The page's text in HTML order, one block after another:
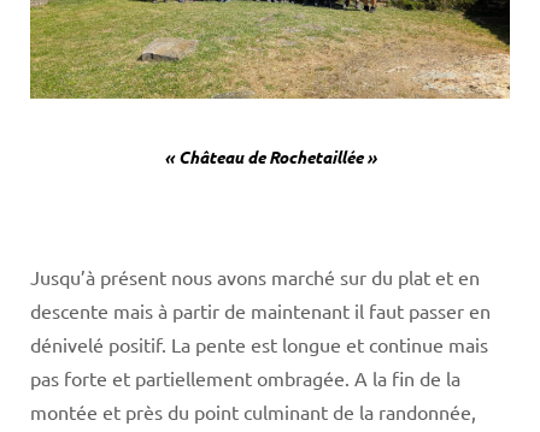
« Château de Rochetaillée »
Jusqu’à présent nous avons marché sur du plat et en
descente mais à partir de maintenant il faut passer en
dénivelé positif. La pente est longue et continue mais
pas forte et partiellement ombragée. A la fin de la
montée et près du point culminant de la randonnée,